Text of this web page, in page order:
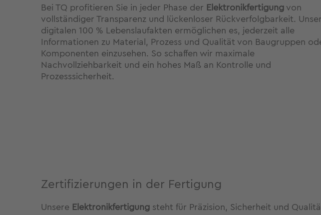
Bei TQ profitieren Sie in jeder Phase der Elektronikfertigung von
vollständiger Transparenz und lückenloser Rückverfolgbarkeit.
digitalen 100 % Lebenslaufakten ermöglichen es, jederzeit alle
Informationen zu Material, Prozess und Qualität von Baugruppen
Komponenten einzusehen. So schaffen wir maximale
Nachvollziehbarkeit und ein hohes Maß an Kontrolle und
Prozesssicherheit.
Zertifizierungen in der Fertigung
Unsere Elektronikfertigung steht für Präzision, Sicherheit und